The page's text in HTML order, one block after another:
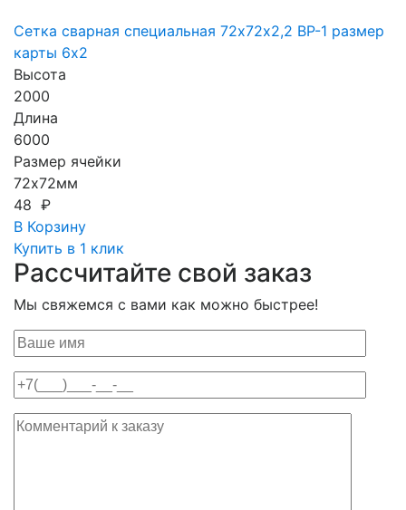
Сетка сварная специальная 72х72х2,2 ВР-1 размер
карты 6х2
Высота
2000
Длина
6000
Размер ячейки
72х72мм
48 ₽
В Корзину
Купить в 1 клик
Рассчитайте свой заказ
Мы свяжемся с вами как можно быстрее!